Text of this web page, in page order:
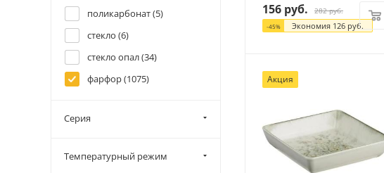
156 руб. 282руб.
-45% Экономия 126 руб.
Акция
поликарбонат (5)
стекло (6)
стекло опал (34)
фарфор (1075)
Серия
Температурный режим